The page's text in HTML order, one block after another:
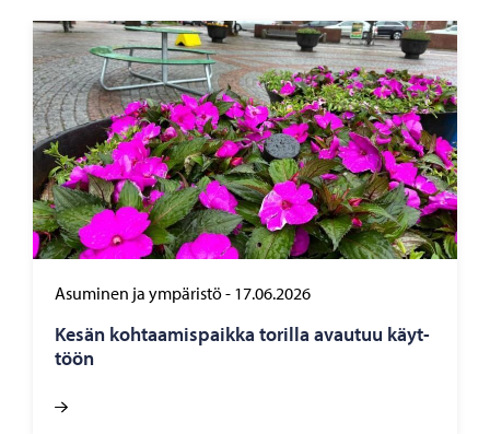
Asuminen ja ympäristö- 17.06.2026
Kesän koh­taa­mis­paik­ka to­ril­la avau­tuu käyt­
töön